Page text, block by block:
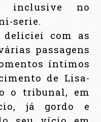
inclusive no
serie.
com as
passagens
íntimos
de Lisa-
o tribunal, em
já gordo e